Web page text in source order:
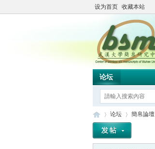
设为首页 收藏本站
论坛
论坛 簡帛論壇